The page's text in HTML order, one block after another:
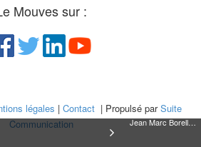
Jean Marc Borello, entrepreneur social
Mouves sur :
légales | Contact| Propulsé parSuite
Communication